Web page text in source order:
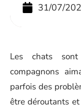
31/07/
Les chats
compagnons
parfois des
être déroutants